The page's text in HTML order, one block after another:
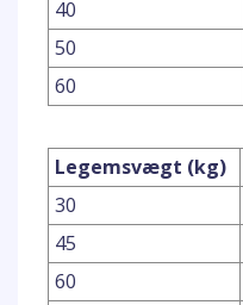
40
50
60
Legemsvægt (kg)
30
45
60